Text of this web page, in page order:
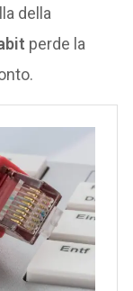
della
perde la